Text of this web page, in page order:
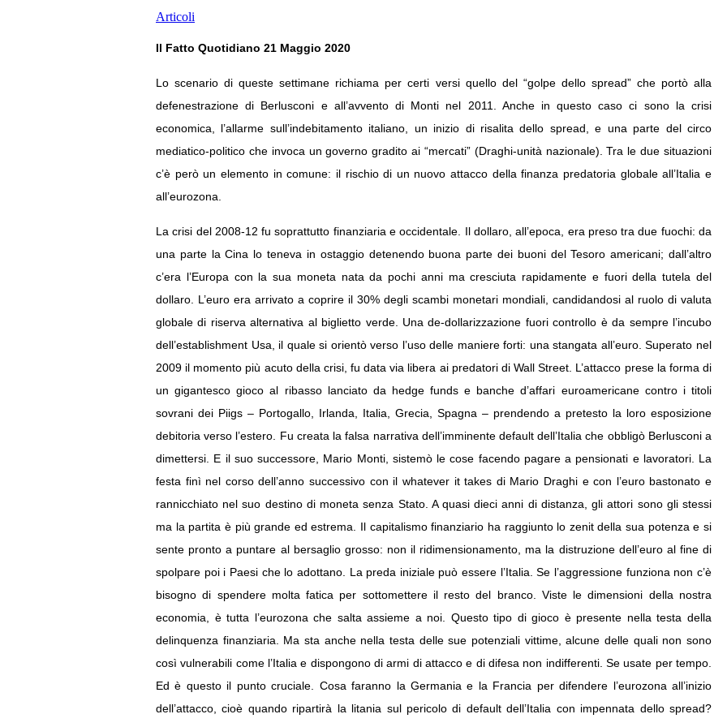
Articoli
Il Fatto Quotidiano 21 Maggio 2020
Lo scenario di queste settimane richiama per certi versi quello del “golpe dello spread” che portò alla
defenestrazione di Berlusconi e all’avvento di Monti nel 2011. Anche in questo caso ci sono la crisi
economica, l’allarme sull’indebitamento italiano, un inizio di risalita dello spread, e una parte del circo
mediatico-politico che invoca un governo gradito ai “mercati” (Draghi-unità nazionale). Tra le due situazioni
c’è però un elemento in comune: il rischio di un nuovo attacco della finanza predatoria globale all’Italia e
all’eurozona.
La crisi del 2008-12 fu soprattutto finanziaria e occidentale. Il dollaro, all’epoca, era preso tra due fuochi: da
una parte la Cina lo teneva in ostaggio detenendo buona parte dei buoni del Tesoro americani; dall’altro
c’era l’Europa con la sua moneta nata da pochi anni ma cresciuta rapidamente e fuori della tutela del
dollaro. L’euro era arrivato a coprire il 30% degli scambi monetari mondiali, candidandosi al ruolo di valuta
globale di riserva alternativa al biglietto verde. Una de-dollarizzazione fuori controllo è da sempre l’incubo
dell’establishment Usa, il quale si orientò verso l’uso delle maniere forti: una stangata all’euro. Superato nel
2009 il momento più acuto della crisi, fu data via libera ai predatori di Wall Street. L’attacco prese la forma di
un gigantesco gioco al ribasso lanciato da hedge funds e banche d’affari euroamericane contro i titoli
sovrani dei Piigs – Portogallo, Irlanda, Italia, Grecia, Spagna – prendendo a pretesto la loro esposizione
debitoria verso l’estero. Fu creata la falsa narrativa dell’imminente default dell’Italia che obbligò Berlusconi a
dimettersi. E il suo successore, Mario Monti, sistemò le cose facendo pagare a pensionati e lavoratori. La
festa finì nel corso dell’anno successivo con il whatever it takes di Mario Draghi e con l’euro bastonato e
rannicchiato nel suo destino di moneta senza Stato. A quasi dieci anni di distanza, gli attori sono gli stessi
ma la partita è più grande ed estrema. Il capitalismo finanziario ha raggiunto lo zenit della sua potenza e si
sente pronto a puntare al bersaglio grosso: non il ridimensionamento, ma la distruzione dell’euro al fine di
spolpare poi i Paesi che lo adottano. La preda iniziale può essere l’Italia. Se l’aggressione funziona non c’è
bisogno di spendere molta fatica per sottomettere il resto del branco. Viste le dimensioni della nostra
economia, è tutta l’eurozona che salta assieme a noi. Questo tipo di gioco è presente nella testa della
delinquenza finanziaria. Ma sta anche nella testa delle sue potenziali vittime, alcune delle quali non sono
così vulnerabili come l’Italia e dispongono di armi di attacco e di difesa non indifferenti. Se usate per tempo.
Ed è questo il punto cruciale. Cosa faranno la Germania e la Francia per difendere l’eurozona all’inizio
dell’attacco, cioè quando ripartirà la litania sul pericolo di default dell’Italia con impennata dello spread?